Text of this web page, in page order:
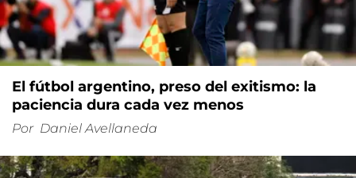
El fútbol argentino, preso del exitismo: la
paciencia dura cada vez menos
Por Daniel Avellaneda